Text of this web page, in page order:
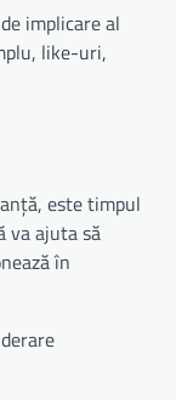
implicare al
like-uri,
este timpul
va ajuta să
în